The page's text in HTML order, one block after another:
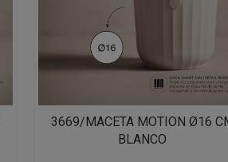
3669/MACETA MOTION Ø16
BLANCO